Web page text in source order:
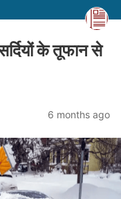
के तूफान से
6 months ago